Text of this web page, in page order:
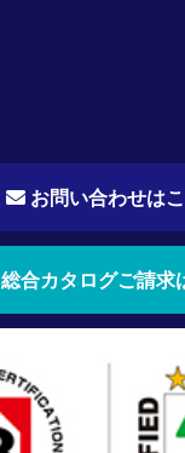
お問い合わせは
総合カタログご請求